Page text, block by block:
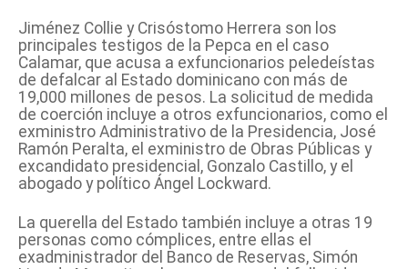
Jiménez Collie y Crisóstomo Herrera son los
principales testigos de la Pepca en el caso
Calamar, que acusa a exfuncionarios peledeístas
de defalcar al Estado dominicano con más de
19,000 millones de pesos. La solicitud de medida
de coerción incluye a otros exfuncionarios, como el
exministro Administrativo de la Presidencia, José
Ramón Peralta, el exministro de Obras Públicas y
excandidato presidencial, Gonzalo Castillo, y el
abogado y político Ángel Lockward.
La querella del Estado también incluye a otras 19
personas como cómplices, entre ellas el
exadministrador del Banco de Reservas, Simón